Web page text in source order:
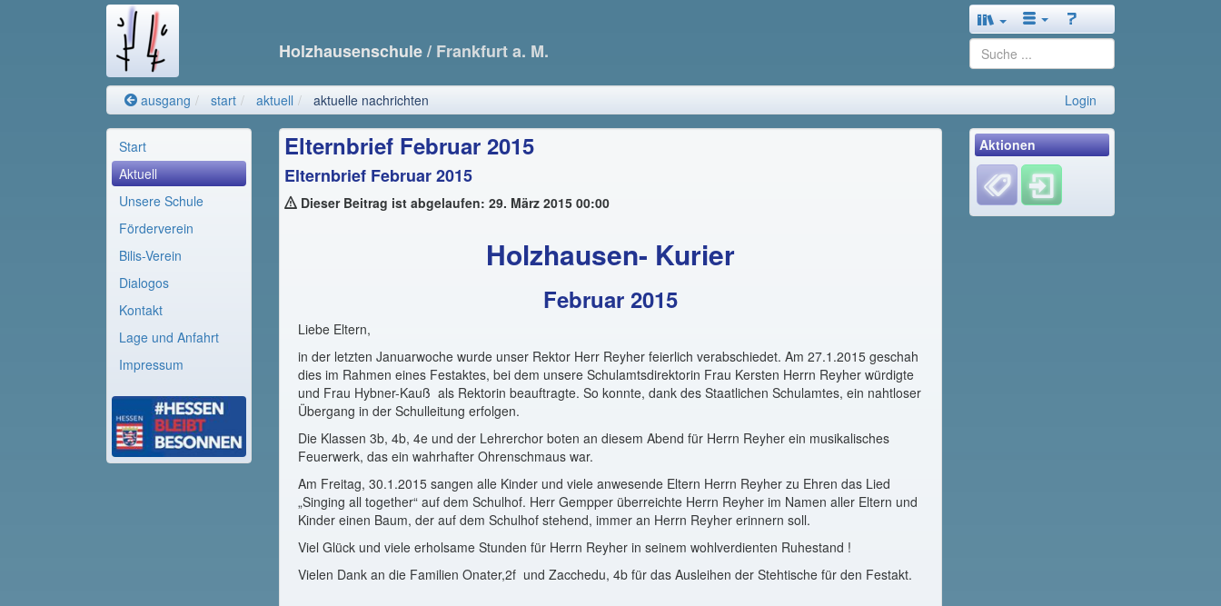
Holzhausenschule/ Frankfurt a. M.
ausgang start aktuell aktuelle nachrichten Login
Start
Aktuell
Unsere Schule
Förderverein
Bilis-Verein
Dialogos
Kontakt
Lage und Anfahrt
Impressum
Elternbrief Februar 2015
Elternbrief Februar 2015
Dieser Beitrag ist abgelaufen: 29. März 2015 00:00
Holzhausen- Kurier
Februar 2015
Liebe Eltern,
in der letzten Januarwoche wurde unser Rektor Herr Reyher feierlich verabschiedet. Am 27.1.2015 geschah
dies im Rahmen eines Festaktes, bei dem unsere Schulamtsdirektorin Frau Kersten Herrn Reyher würdigte
und Frau Hybner-Kauß als Rektorin beauftragte. So konnte, dank des Staatlichen Schulamtes, ein nahtloser
Übergang in der Schulleitung erfolgen.
Die Klassen 3b, 4b, 4e und der Lehrerchor boten an diesem Abend für Herrn Reyher ein musikalisches
Feuerwerk, das ein wahrhafter Ohrenschmaus war.
Am Freitag, 30.1.2015 sangen alle Kinder und viele anwesende Eltern Herrn Reyher zu Ehren das Lied
„Singing all together“ auf dem Schulhof. Herr Gempper überreichte Herrn Reyher im Namen aller Eltern und
Kinder einen Baum, der auf dem Schulhof stehend, immer an Herrn Reyher erinnern soll.
Viel Glück und viele erholsame Stunden für Herrn Reyher in seinem wohlverdienten Ruhestand !
Vielen Dank an die Familien Onater,2f und Zacchedu, 4b für das Ausleihen der Stehtische für den Festakt.
Aktionen